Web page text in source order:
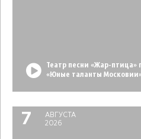
Театр песни «Жар-птица»
«Юные таланты
7
АВГУСТА
2026